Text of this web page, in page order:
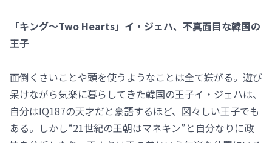
「キング～Two Hearts」イ・ジェハ、不真面目な韓国の
王子
面倒くさいことや頭を使うようなことは全て嫌がる。遊び
呆けながら気楽に暮らしてきた韓国の王子イ・ジェハは、
自分はIQ187の天才だと豪語するほど、図々しい王子でも
ある。しかし“21世紀の王朝はマネキン”と自分なりに政